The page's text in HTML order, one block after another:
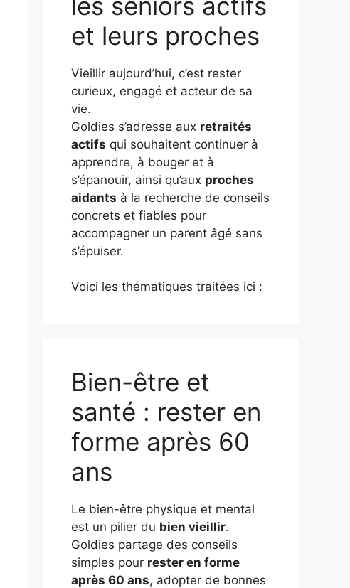
et leurs proches
Vieillir aujourd’hui, c’est rester
curieux, engagé et acteur de sa
vie.
Goldies s’adresse aux retraités
actifs qui souhaitent continuer à
apprendre, à bouger et à
s’épanouir, ainsi qu’aux proches
aidants à la recherche de conseils
concrets et fiables pour
accompagner un parent âgé sans
s’épuiser.
Voici les thématiques traitées ici :
Bien-être et
santé : rester en
forme après 60
ans
Le bien-être physique et mental
est un pilier du bien vieillir.
Goldies partage des conseils
simples pour rester en forme
après 60 ans, adopter de bonnes